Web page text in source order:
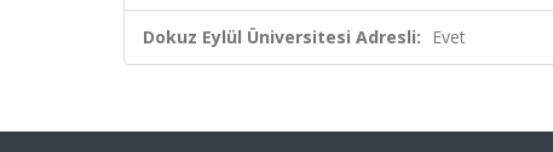
Dokuz Eylül Üniversitesi Adresli: Evet